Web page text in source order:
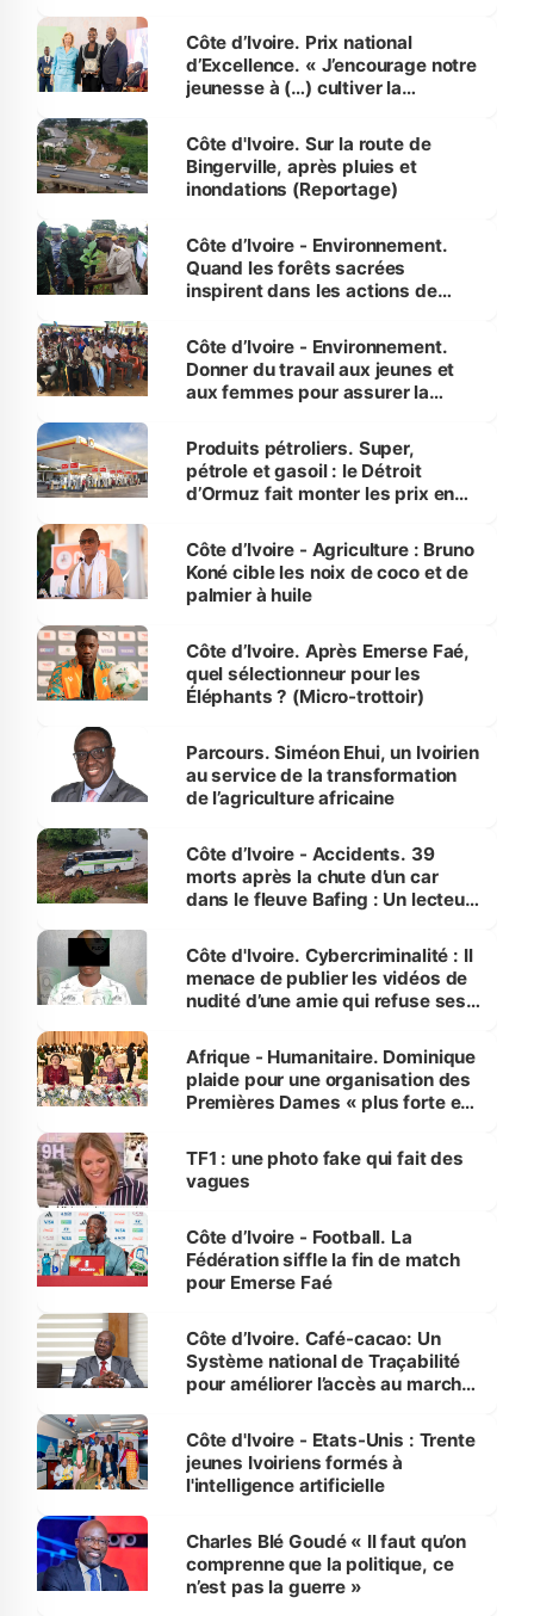
Côte d’Ivoire. Prix national
d’Excellence. « J’encourage notre
jeunesse à (…) cultiver la
(Alassane Ouattara
Côte d'Ivoire. Sur la route de
Bingerville, après pluies et
inondations (Reportage)
Côte d’Ivoire - Environnement.
Quand les forêts sacrées
inspirent dans les actions de
Côte d’Ivoire - Environnement.
Donner du travail aux jeunes et
aux femmes pour assurer la
menacées
Produits pétroliers. Super,
pétrole et gasoil : le Détroit
d’Ormuz fait monter les prix en
Côte d’Ivoire - Agriculture : Bruno
Koné cible les noix de coco et de
palmier à huile
Côte d’Ivoire. Après Emerse Faé,
quel sélectionneur pour les
Éléphants ? (Micro-trottoir)
Parcours. Siméon Ehui, un Ivoirien
au service de la transformation
de l’agriculture africaine
Côte d’Ivoire - Accidents. 39
morts après la chute d’un car
dans le fleuve Bafing : Un lecteur
des Transports
Côte d'Ivoire. Cybercriminalité : Il
menace de publier les vidéos de
nudité d’une amie qui refuse ses
Afrique - Humanitaire. Dominique
plaide pour une organisation des
Premières Dames « plus forte et
sur la scène internationale »
TF1 : une photo fake qui fait des
vagues
Côte d’Ivoire - Football. La
Fédération siffle la fin de match
pour Emerse Faé
Côte d’Ivoire. Café-cacao: Un
Système national de Traçabilité
pour améliorer l’accès au marché
Côte d'Ivoire - Etats-Unis : Trente
jeunes Ivoiriens formés à
l'intelligence artificielle
Charles Blé Goudé « Il faut qu’on
comprenne que la politique, ce
n’est pas la guerre »